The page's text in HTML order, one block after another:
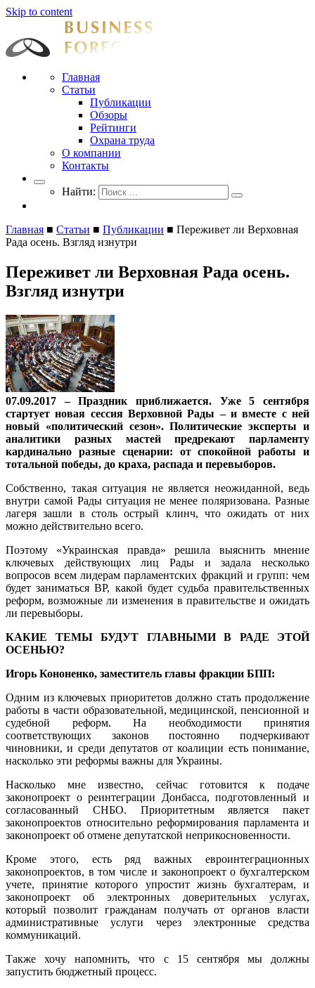
Skip to content
Businessforecast
Аналитика и прогнозирование для профессионалов
Главная
Статьи
Публикации
Обзоры
Рейтинги
Охрана труда
О компании
Контакты
Найти:
Главная ■ Статьи ■ Публикации ■ Переживет ли Верховная
Рада осень. Взгляд изнутри
Переживет ли Верховная Рада осень.
Взгляд изнутри
07.09.2017 – Праздник приближается. Уже 5 сентября
стартует новая сессия Верховной Рады – и вместе с ней
новый «политический сезон». Политические эксперты и
аналитики разных мастей предрекают парламенту
кардинально разные сценарии: от спокойной работы и
тотальной победы, до краха, распада и перевыборов.
Собственно, такая ситуация не является неожиданной, ведь
внутри самой Рады ситуация не менее поляризована. Разные
лагеря зашли в столь острый клинч, что ожидать от них
можно действительно всего.
Поэтому «Украинская правда» решила выяснить мнение
ключевых действующих лиц Рады и задала несколько
вопросов всем лидерам парламентских фракций и групп: чем
будет заниматься ВР, какой будет судьба правительственных
реформ, возможные ли изменения в правительстве и ожидать
ли перевыборы.
КАКИЕ ТЕМЫ БУДУТ ГЛАВНЫМИ В РАДЕ ЭТОЙ
ОСЕНЬЮ?
Игорь Кононенко, заместитель главы фракции БПП:
Одним из ключевых приоритетов должно стать продолжение
работы в части образовательной, медицинской, пенсионной и
судебной реформ. На необходимости принятия
соответствующих законов постоянно подчеркивают
чиновники, и среди депутатов от коалиции есть понимание,
насколько эти реформы важны для Украины.
Насколько мне известно, сейчас готовится к подаче
законопроект о реинтеграции Донбасса, подготовленный и
согласованный СНБО. Приоритетным является пакет
законопроектов относительно реформирования парламента и
законопроект об отмене депутатской неприкосновенности.
Кроме этого, есть ряд важных евроинтеграционных
законопроектов, в том числе и законопроект о бухгалтерском
учете, принятие которого упростит жизнь бухгалтерам, и
законопроект об электронных доверительных услугах,
который позволит гражданам получать от органов власти
административные услуги через электронные средства
коммуникаций.
Также хочу напомнить, что с 15 сентября мы должны
запустить бюджетный процесс.